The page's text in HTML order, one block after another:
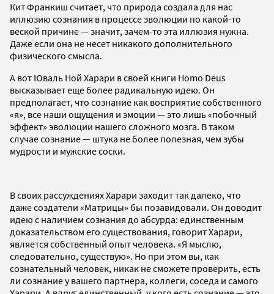
Кит Франкиш считает, что природа создала для нас
иллюзию сознания в процессе эволюции по какой-то
веской причине — значит, зачем-то эта иллюзия нужна.
Даже если она не несет никакого дополнительного
физического смысла.
А вот Юваль Ной Харари в своей книги Homo Deus
высказывает еще более радикальную идею. Он
предполагает, что сознание как восприятие собственного
«я», все наши ощущения и эмоции — это лишь «побочный
эффект» эволюции нашего сложного мозга. В таком
случае сознание — штука не более полезная, чем зубы
мудрости и мужские соски.
В своих рассуждениях Харари заходит так далеко, что
даже создатели «Матрицы» бы позавидовали. Он доводит
идею с наличием сознания до абсурда: единственным
доказательством его существования, говорит Харари,
является собственный опыт человека. «Я мыслю,
следовательно, существую». Но при этом вы, как
сознательный человек, никак не сможете проверить, есть
ли сознание у вашего партнера, коллеги, соседа и самого